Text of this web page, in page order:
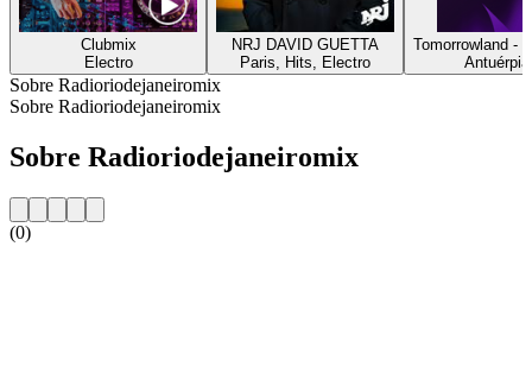
Clubmix
Electro
NRJ DAVID GUETTA
Paris, Hits, Electro
Tomorrowland -
Sobre Radioriodejaneiromix
Sobre Radioriodejaneiromix
Sobre Radioriodejaneiromix
(0)